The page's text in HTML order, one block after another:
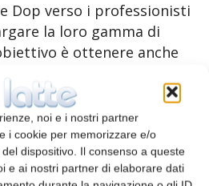
noi e i nostri partner
i cookie per memorizzare e/o
dispositivo. Il consenso a queste
e ai nostri partner di elaborare dati
Dop verso i professionisti
la loro gamma di
è ottenere anche
la campagna prevede di
di impression, oltre
sui professionisti, oltre
di punti vendita e
congressi ed eventi